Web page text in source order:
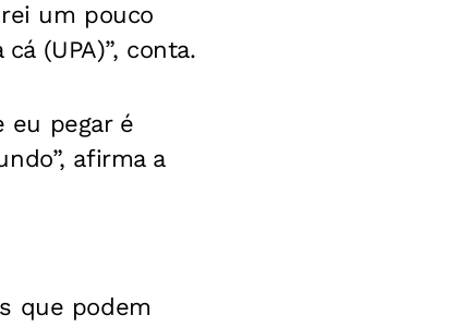
um pouco
(UPA)”, conta.
eu pegar é
afirma a
que podem